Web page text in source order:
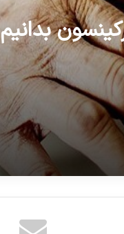
بدانیم